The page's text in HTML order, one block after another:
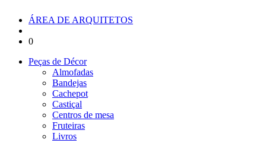
ÁREA DE ARQUITETOS
0
Peças de Décor
Almofadas
Bandejas
Cachepot
Castiçal
Centros de mesa
Fruteiras
Livros